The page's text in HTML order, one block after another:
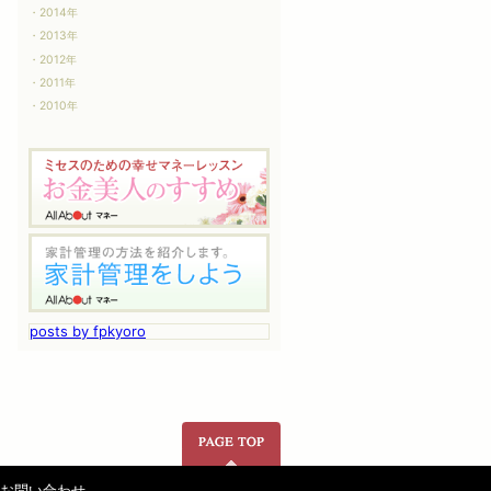
2014年
2013年
2012年
2011年
2010年
posts by fpkyoro